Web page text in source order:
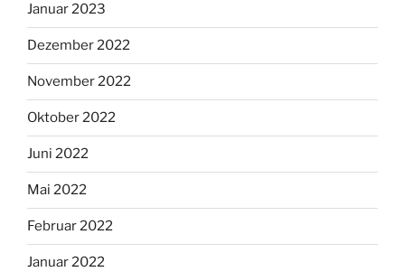
Januar 2023
Dezember 2022
November 2022
Oktober 2022
Juni 2022
Mai 2022
Februar 2022
Januar 2022